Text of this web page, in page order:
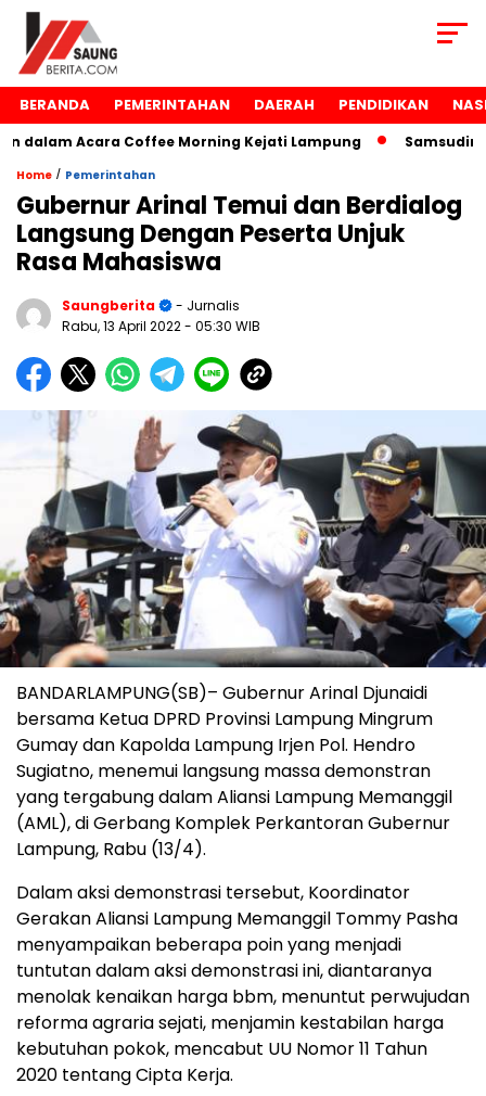
BERANDA PEMERINTAHAN DAERAH PENDIDIKAN
Acara Coffee Morning Kejati Lampung Samsudin
Home / Pemerintahan
Gubernur Arinal Temui dan Berdialog
Langsung Dengan Peserta Unjuk
Rasa Mahasiswa
Saungberita
- Jurnalis
Rabu, 13 April 2022- 05:30 WIB
BANDARLAMPUNG(SB)– Gubernur Arinal Djunaidi
bersama Ketua DPRD Provinsi Lampung Mingrum
Gumay dan Kapolda Lampung Irjen Pol. Hendro
Sugiatno, menemui langsung massa demonstran
yang tergabung dalam Aliansi Lampung Memanggil
(AML), di Gerbang Komplek Perkantoran Gubernur
Lampung, Rabu (13/4).
Dalam aksi demonstrasi tersebut, Koordinator
Gerakan Aliansi Lampung Memanggil Tommy Pasha
menyampaikan beberapa poin yang menjadi
tuntutan dalam aksi demonstrasi ini, diantaranya
menolak kenaikan harga bbm, menuntut perwujudan
reforma agraria sejati, menjamin kestabilan harga
kebutuhan pokok, mencabut UU Nomor 11 Tahun
2020 tentang Cipta Kerja.